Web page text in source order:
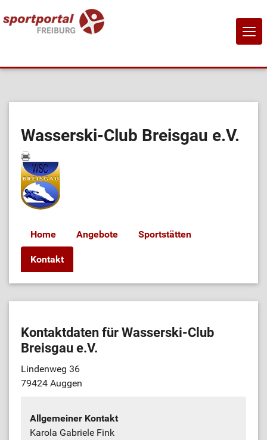
Sportanbietende
Sportstätten
Kontakt
Wasserski-Club Breisgau e.V.
Home Angebote Sportstätten
Kontakt
Kontaktdaten für Wasserski-Club
Breisgau e.V.
Lindenweg 36
79424 Auggen
Allgemeiner Kontakt
Karola Gabriele Fink